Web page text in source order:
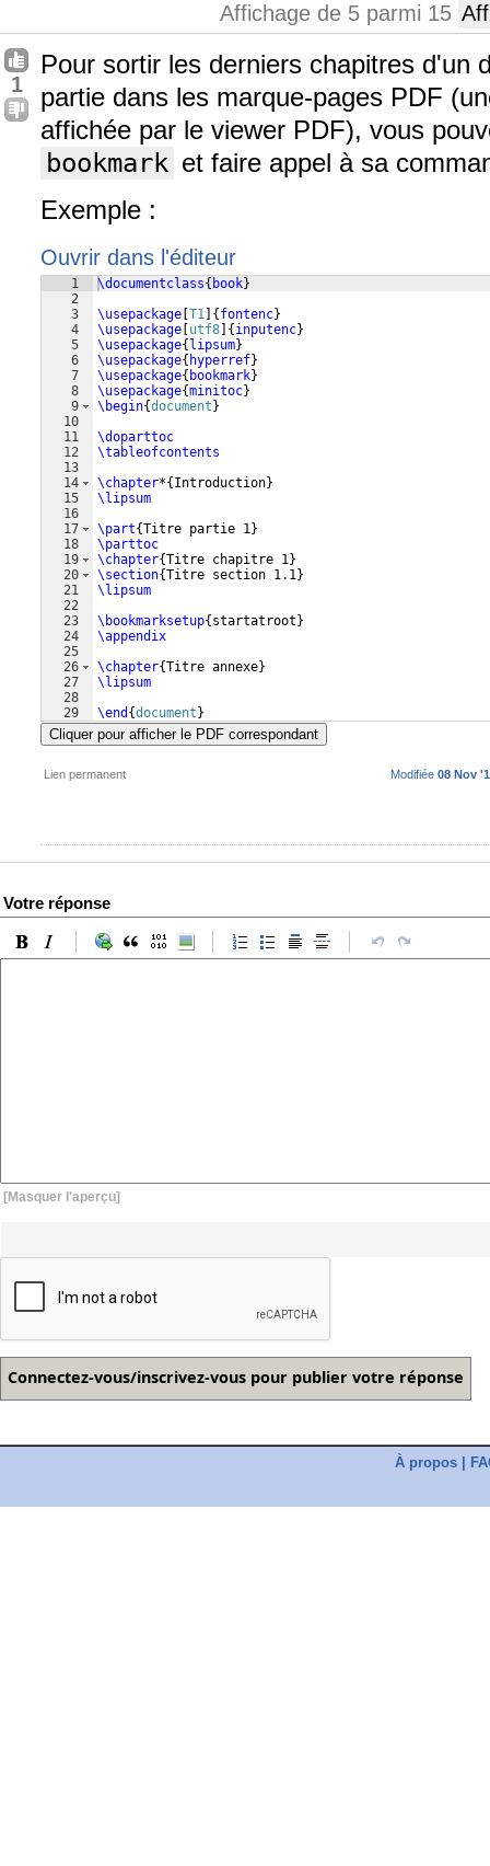
Affichage de 5 parmi 15
1
Pour sortir les derniers chapitres d'un
partie dans les marque-pages PDF
affichée par le viewer PDF), vous
bookmark et faire appel à sa
Exemple :
Ouvrir dans l'éditeur
1
2
3
4
5
6
7
8
9
10
11
12
13
14
15
16
17
18
19
20
21
22
23
24
25
26
27
28
29
\documentclass{ book}
\usepackage T1 { fontenc}
\usepackage utf8 { inputenc}
\usepackage{ lipsum}
\usepackage{ hyperref}
\usepackage{ bookmark}
\usepackage{minitoc}
\begin{document }
\doparttoc
\tableofcontents
\chapter*{ Introduction}
\lipsum
\part{Titre partie 1}
\parttoc
\chapter{Titre chapitre 1}
\section{Titre section 1.1}
\lipsum
\bookmarksetup{ startatroot }
\appendix
\chapter{Titre annexe}
\lipsum
\end {document }
Cliquer pour afficher le PDF correspondant
Lien permanent Modifiée 08 Nov
Votre réponse
[Masquer l'aperçu]
À propos